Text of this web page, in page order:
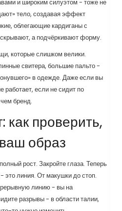
и широким силуэтом - тоже не
тело, создавая эффект
облегающие кардиганы с
а подчёркивают форму.
которые слишком велики.
свитера, большие пальто -
в одежде. Даже если вы
работает, если не сидит по
бренд.
как проверить,
образ
рост. Закройте глаза. Теперь
это линия. От макушки до стоп.
линию - вы на
разрывы - в области талии,